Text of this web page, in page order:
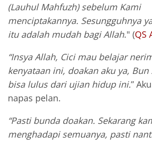
(Lauhul Mahfuzh) sebelum Kami
menciptakannya. Sesungguhnya
itu adalah mudah bagi Allah." (QS
“Insya Allah, Cici mau belajar
kenyataan ini, doakan aku ya, Bun
bisa lulus dari ujian hidup ini.”
napas pelan.
“Pasti bunda doakan. Sekarang
menghadapi semuanya, pasti